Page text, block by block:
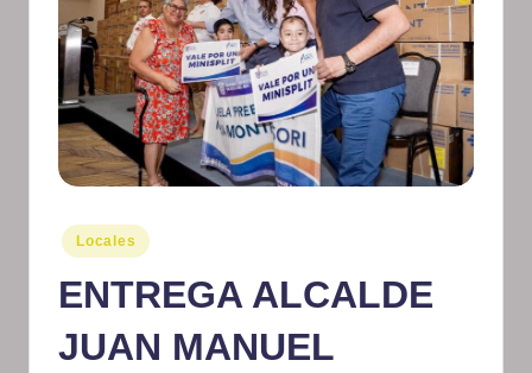
I
n
f
o
r
m
at
iv
o
Publicado
en
Locales
ENTREGA ALCALDE
JUAN MANUEL